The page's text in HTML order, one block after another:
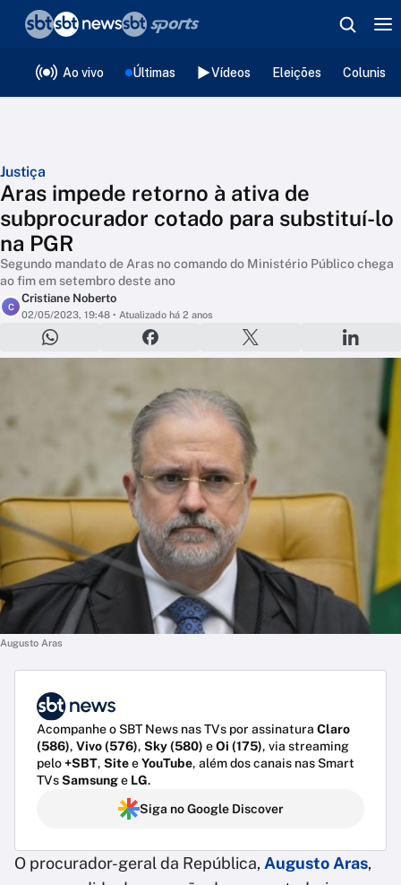
Ao vivo Últimas Vídeos Eleições
Justiça
Aras impede retorno à ativa de
subprocurador cotado para substituí-lo
na PGR
Segundo mandato de Aras no comando do Ministério Público chega
ao fim em setembro deste ano
C
Cristiane Noberto
02/05/2023, 19:48 • Atualizado há 2 anos
Augusto Aras
Acompanhe o SBT News nas TVs por assinatura Claro
(586), Vivo (576), Sky (580) eOi (175), via streaming
pelo+SBT, SiteeYouTube, além dos canais nas Smart
TVsSamsunge LG.
Siga no Google Discover
O procurador-geral da República, Augusto Aras,
❮voltar
Editorias